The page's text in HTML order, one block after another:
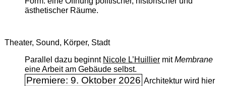
ästhetischer Räume.
Theater, Sound, Körper, Stadt
Parallel dazu beginnt Nicole L’Huilliermit ­Membrane
eine Arbeit am Gebäude selbst.
Premiere: 9. Oktober 2026 Architektur wird hier